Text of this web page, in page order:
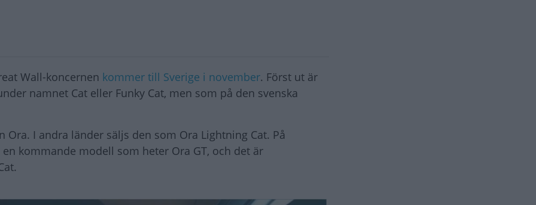
Wall-koncernen kommer till Sverige i november. Först ut är
namnet Cat eller Funky Cat, men som på den svenska
I andra länder säljs den som Ora Lightning Cat. På
kommande modell som heter Ora GT, och det är